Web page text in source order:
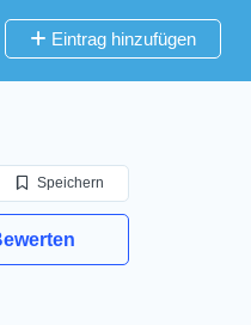
Eintrag hinzufügen
Speichern